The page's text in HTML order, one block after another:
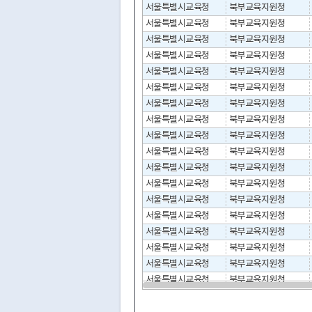
서울특별시교육청
북부교육지원청
서울특별시교육청
북부교육지원청
서울특별시교육청
북부교육지원청
서울특별시교육청
북부교육지원청
서울특별시교육청
북부교육지원청
서울특별시교육청
북부교육지원청
서울특별시교육청
북부교육지원청
서울특별시교육청
북부교육지원청
서울특별시교육청
북부교육지원청
서울특별시교육청
북부교육지원청
서울특별시교육청
북부교육지원청
서울특별시교육청
북부교육지원청
서울특별시교육청
북부교육지원청
서울특별시교육청
북부교육지원청
서울특별시교육청
북부교육지원청
서울특별시교육청
북부교육지원청
서울특별시교육청
북부교육지원청
서울특별시교육청
북부교육지원청